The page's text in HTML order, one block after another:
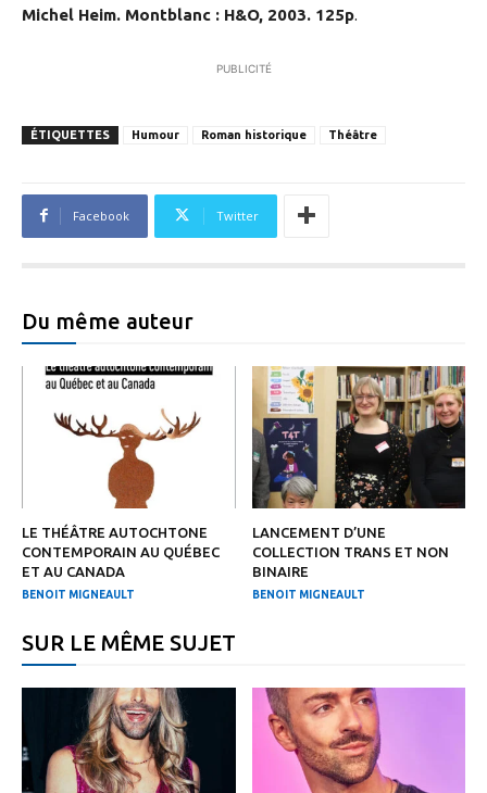
Michel Heim. Montblanc : H&O, 2003. 125p.
PUBLICITÉ
ÉTIQUETTES Humour Roman historique Théâtre
Facebook Twitter
Du même auteur
LE THÉÂTRE AUTOCHTONE
CONTEMPORAIN AU QUÉBEC
ET AU CANADA
BENOIT MIGNEAULT
LANCEMENT D’UNE
COLLECTION TRANS ET NON
BINAIRE
BENOIT MIGNEAULT
SUR LE MÊME SUJET